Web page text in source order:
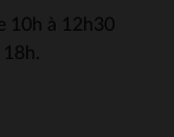
10h à 12h30